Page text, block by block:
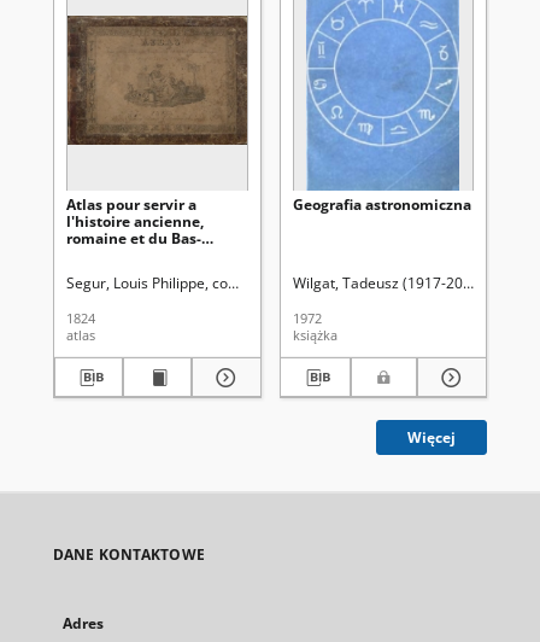
Atlas pour servir a
l'histoire ancienne,
romaine et du Bas-
Segur, Louis Philippe, comte de (1753-1830)
1824
atlas
Geografia astronomiczna
Wilgat, Tadeusz (1917-2005)
1972
książka
Więcej
DANE KONTAKTOWE
Adres